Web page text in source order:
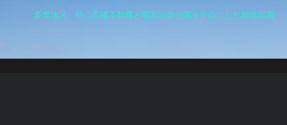
多摩地区、特に高幡不動尊と昭和記念公園を中心にした散歩写真